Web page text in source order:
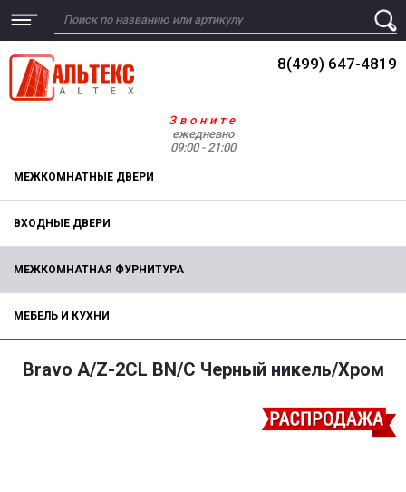
8(499) 647-4819
Звоните
ежедневно
09:00 - 21:00
МЕЖКОМНАТНЫЕ ДВЕРИ
ВХОДНЫЕ ДВЕРИ
МЕЖКОМНАТНАЯ ФУРНИТУРА
МЕБЕЛЬ И КУХНИ
Bravo A/Z-2CL BN/C Черный никель/Хром